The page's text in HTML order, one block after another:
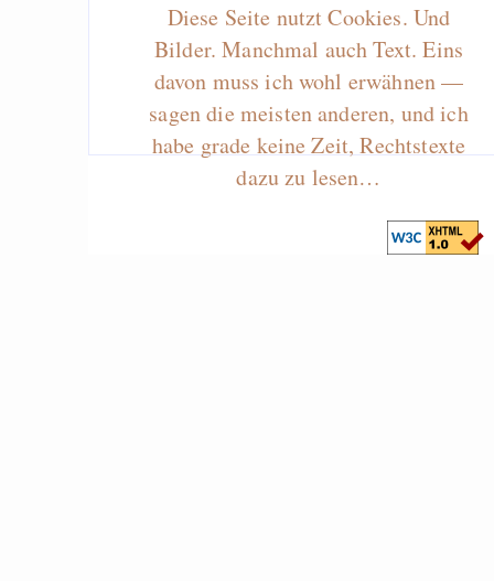
Diese Seite nutzt Cookies. Und
Bilder. Manchmal auch Text. Eins
davon muss ich wohl erwähnen —
sagen die meisten anderen, und ich
habe grade keine Zeit, Rechtstexte
dazu zu lesen…